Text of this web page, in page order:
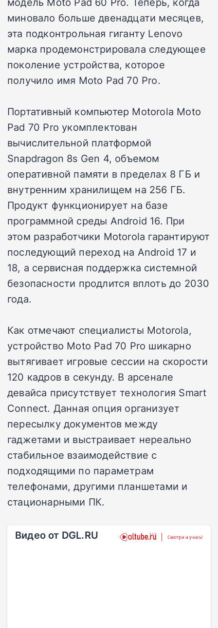
миновало больше двенадцати месяцев,
эта подконтрольная гиганту Lenovo
марка продемонстрировала следующее
поколение устройства, которое
получило имя Moto Pad 70 Pro.
Портативный компьютер Motorola Moto
Pad 70 Pro укомплектован
вычислительной платформой
Snapdragon 8s Gen 4, объемом
оперативной памяти в пределах 8 ГБ и
внутренним хранилищем на 256 ГБ.
Продукт функционирует на базе
программной среды Android 16. При
этом разработчики Motorola гарантируют
последующий переход на Android 17 и
18, а сервисная поддержка системной
безопасности продлится вплоть до 2030
года.
Как отмечают специалисты Motorola,
устройство Moto Pad 70 Pro шикарно
вытягивает игровые сессии на скорости
120 кадров в секунду. В арсенале
девайса присутствует технология Smart
Connect. Данная опция организует
пересылку документов между
гаджетами и выстраивает нереально
стабильное взаимодействие с
подходящими по параметрам
телефонами, другими планшетами и
стационарными ПК.
Видео от DGL.RU